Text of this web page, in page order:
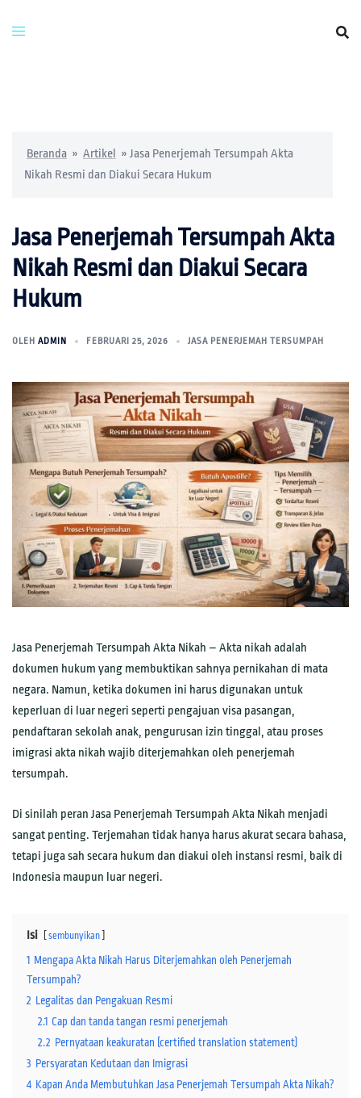
Beranda » Artikel » Jasa Penerjemah Tersumpah Akta
Nikah Resmi dan Diakui Secara Hukum
Jasa Penerjemah Tersumpah Akta
Nikah Resmi dan Diakui Secara
Hukum
OLEH ADMIN FEBRUARI 25, 2026 JASA PENERJEMAH TERSUMPAH
Jasa Penerjemah Tersumpah Akta Nikah – Akta nikah adalah
dokumen hukum yang membuktikan sahnya pernikahan di mata
negara. Namun, ketika dokumen ini harus digunakan untuk
keperluan di luar negeri seperti pengajuan visa pasangan,
pendaftaran sekolah anak, pengurusan izin tinggal, atau proses
imigrasi akta nikah wajib diterjemahkan oleh penerjemah
tersumpah.
Di sinilah peran Jasa Penerjemah Tersumpah Akta Nikah menjadi
sangat penting. Terjemahan tidak hanya harus akurat secara bahasa,
tetapi juga sah secara hukum dan diakui oleh instansi resmi, baik di
Indonesia maupun luar negeri.
Isi sembunyikan
1 Mengapa Akta Nikah Harus Diterjemahkan oleh Penerjemah
Tersumpah?
2 Legalitas dan Pengakuan Resmi
2.1 Cap dan tanda tangan resmi penerjemah
2.2 Pernyataan keakuratan (certified translation statement)
3 Persyaratan Kedutaan dan Imigrasi
4 Kapan Anda Membutuhkan Jasa Penerjemah Tersumpah Akta Nikah?